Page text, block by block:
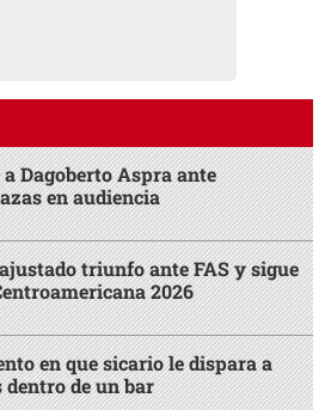
Dagoberto Aspra ante
en audiencia
triunfo ante FAS y sigue
2026
en que sicario le dispara a
de un bar